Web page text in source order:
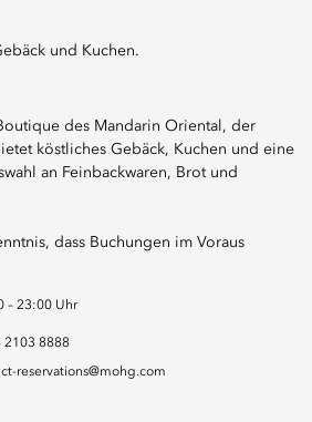
und Kuchen.
des Mandarin Oriental, der
köstliches Gebäck, Kuchen und eine
an Feinbackwaren, Brot und
dass Buchungen im Voraus
– 23:00 Uhr
2103 8888
reservations@mohg.com